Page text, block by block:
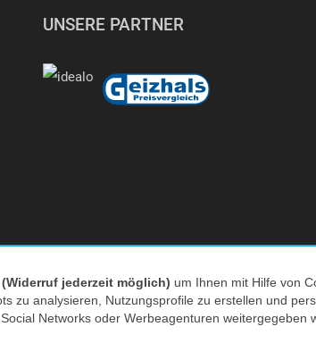
UNSERE PARTNER
Facebook|twitter
| *) Unverbindliche Preisempfehlung | **) Ehemaliger
jederzeit möglich) um Ihnen mit Hilfe von
zu analysieren, Nutzungsprofile zu erstellen und
Networks oder Werbeagenturen